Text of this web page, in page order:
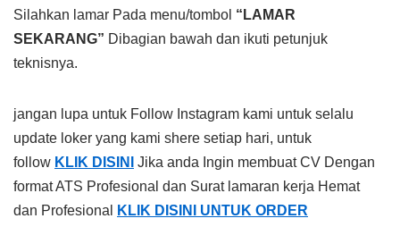
Silahkan lamar Pada menu/tombol “LAMAR
SEKARANG” Dibagian bawah dan ikuti petunjuk
teknisnya.
jangan lupa untuk Follow Instagram kami untuk selalu
update loker yang kami shere setiap hari, untuk
follow KLIK DISINI
Jika anda Ingin membuat CV Dengan
format ATS Profesional dan Surat lamaran kerja Hemat
dan Profesional
KLIK DISINI UNTUK ORDER